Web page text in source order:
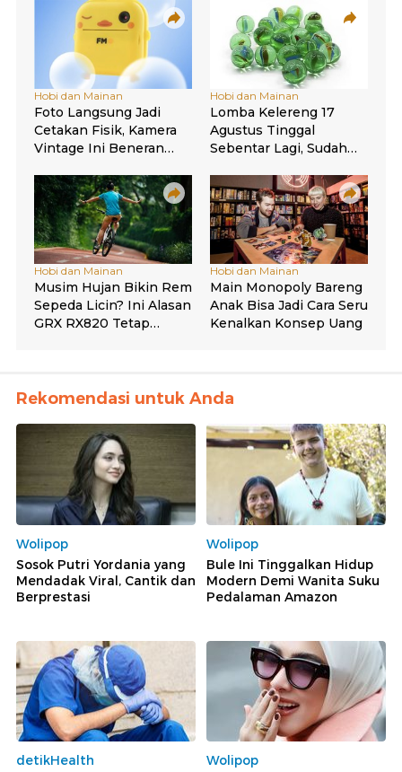
Rekomendasi untuk Anda
Wolipop
Sosok Putri Yordania yang
Mendadak Viral, Cantik dan
Berprestasi
Wolipop
Bule Ini Tinggalkan Hidup
Modern Demi Wanita Suku
Pedalaman Amazon
detikHealth
Wolipop